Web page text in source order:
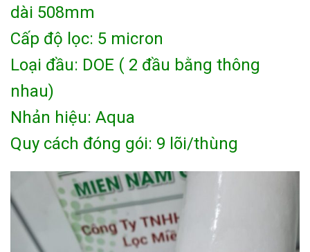
dài 508mm
Cấp độ lọc: 5 micron
Loại đầu: DOE ( 2 đầu bằng thông
nhau)
Nhản hiệu: Aqua
Quy cách đóng gói: 9 lõi/thùng